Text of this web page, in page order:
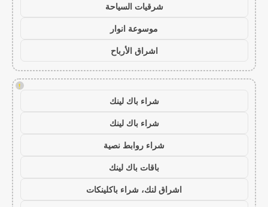
شرقيات السياحة
موسوعة انوار
اشراق الأرباح
!
شراء باك لينك
شراء باك لينك
شراء روابط نصية
باقات باك لينك
اشراق لنك، شراء باكلينكات